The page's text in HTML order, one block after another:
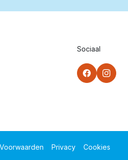
Sociaal
Voorwaarden Privacy Cookies